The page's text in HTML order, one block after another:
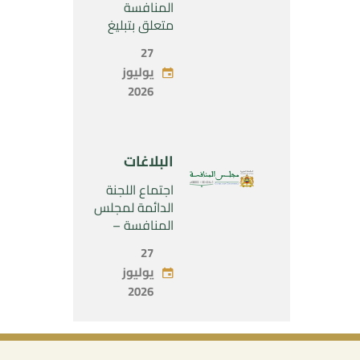
المنافسة
متعلق بتبليغ
مشروع عملية
تركيز اقتصادي
يخص تولي
شركة « Fives
Industries SAS
»
27
يوليوز
2026
البلاغات
اجتماع اللجنة
الدائمة لمجلس
المنافسة –
2026
27
يوليوز
2026